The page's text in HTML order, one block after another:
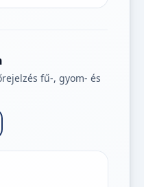
fű-, gyom- és